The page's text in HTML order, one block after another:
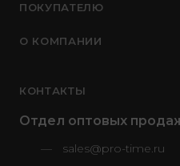
ПОКУПАТЕЛЮ
О КОМПАНИИ
КОНТАКТЫ
Отдел оптовых
sales@pro-time.ru